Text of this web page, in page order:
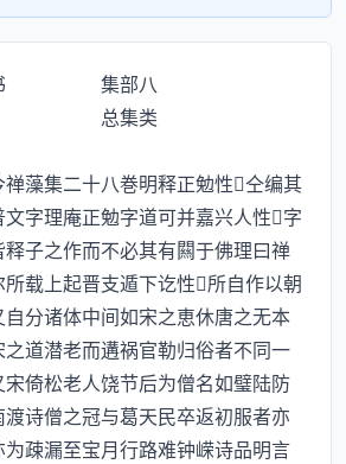
书 集部八
总集类
藻集二十八巻明释正勉性仝编其
字理庵正勉字道可并嘉兴人性字
子之作而不必其有闗于佛理曰禅
载上起晋支遁下讫性所自作以朝
分诸体中间如宋之恵休唐之无本
道潜老而遘祸官勒归俗者不同一
倚松老人饶节后为僧名如璧陆防
诗僧之冠与葛天民卒返初服者亦
疎漏至宝月行路难钟嵘诗品明言